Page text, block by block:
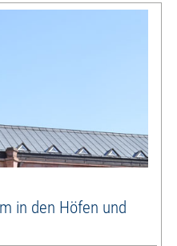
in den Höfen und